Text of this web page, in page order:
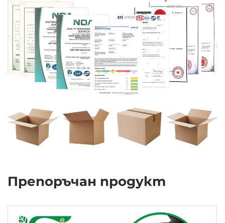
Препоръчан продукт